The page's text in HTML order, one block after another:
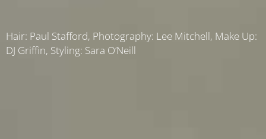
Hair: Paul Stafford, Photography: Lee Mitchell, Make Up:
DJ Griffin, Styling: Sara O’Neill